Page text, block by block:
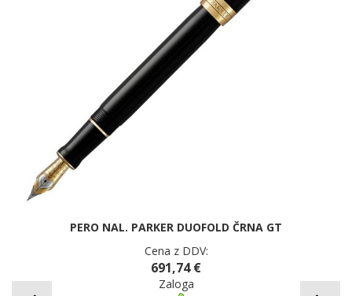
PERO NAL. PARKER DUOFOLD ČRNA GT
Cena z DDV:
691,74 €
Zaloga